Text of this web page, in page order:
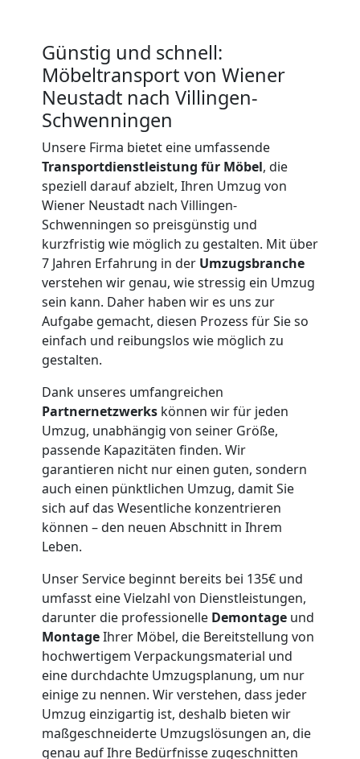
Günstig und schnell:
Möbeltransport von Wiener
Neustadt nach Villingen-
Schwenningen
Unsere Firma bietet eine umfassende
Transportdienstleistung für Möbel, die
speziell darauf abzielt, Ihren Umzug von
Wiener Neustadt nach Villingen-
Schwenningen so preisgünstig und
kurzfristig wie möglich zu gestalten. Mit über
7 Jahren Erfahrung in der Umzugsbranche
verstehen wir genau, wie stressig ein Umzug
sein kann. Daher haben wir es uns zur
Aufgabe gemacht, diesen Prozess für Sie so
einfach und reibungslos wie möglich zu
gestalten.
Dank unseres umfangreichen
Partnernetzwerks können wir für jeden
Umzug, unabhängig von seiner Größe,
passende Kapazitäten finden. Wir
garantieren nicht nur einen guten, sondern
auch einen pünktlichen Umzug, damit Sie
sich auf das Wesentliche konzentrieren
können – den neuen Abschnitt in Ihrem
Leben.
Unser Service beginnt bereits bei 135€ und
umfasst eine Vielzahl von Dienstleistungen,
darunter die professionelle Demontage und
MontageIhrer Möbel, die Bereitstellung von
hochwertigem Verpackungsmaterial und
eine durchdachte Umzugsplanung, um nur
einige zu nennen. Wir verstehen, dass jeder
Umzug einzigartig ist, deshalb bieten wir
maßgeschneiderte Umzugslösungen an, die
genau auf Ihre Bedürfnisse zugeschnitten
Umzugshelfer
Wiener
Neustadt
Möbeltaxi
Wiener
Neustadt
Kleintransport
Wiener